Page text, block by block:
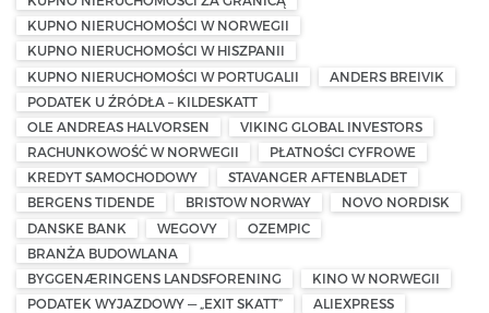
KUPNO NIERUCHOMOŚCI W NORWEGII
KUPNO NIERUCHOMOŚCI W HISZPANII
KUPNO NIERUCHOMOŚCI W PORTUGALII
ANDERS BREIVIK
PODATEK U ŹRÓDŁA – KILDESKATT
OLE ANDREAS HALVORSEN
VIKING GLOBAL INVESTORS
RACHUNKOWOŚĆ W NORWEGII
PŁATNOŚCI CYFROWE
KREDYT SAMOCHODOWY
STAVANGER AFTENBLADET
BERGENS TIDENDE
BRISTOW NORWAY
NOVO NORDISK
DANSKE BANK
WEGOVY
OZEMPIC
BRANŻA BUDOWLANA
BYGGENÆRINGENS LANDSFORENING
KINO W NORWEGII
PODATEK WYJAZDOWY — „EXIT SKATT”
ALIEXPRESS